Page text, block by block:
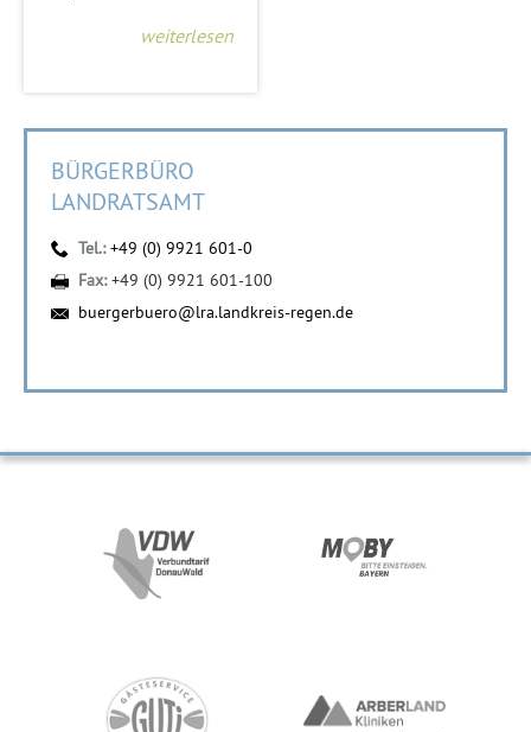
weiterlesen
BÜRGERBÜRO
LANDRATSAMT
Tel.:+49 (0) 9921 601-0
Fax:+49 (0) 9921 601-100
buergerbuero@lra.landkreis-regen.de